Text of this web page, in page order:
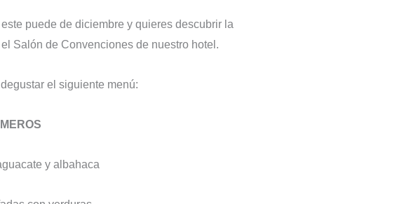
puede de diciembre y quieres descubrir la
Salón de Convenciones de nuestro hotel.
el siguiente menú:
y albahaca